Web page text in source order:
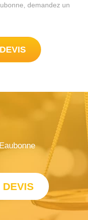
demandez un
DEVIS